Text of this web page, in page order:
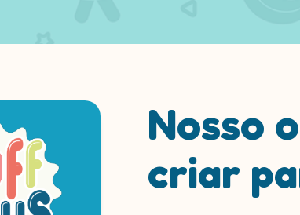
Nosso
criar